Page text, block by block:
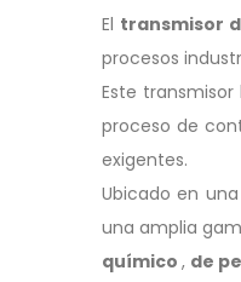
El transmisor
procesos
Este
proceso de
exigentes.
Ubicado en
una amplia
químico , de